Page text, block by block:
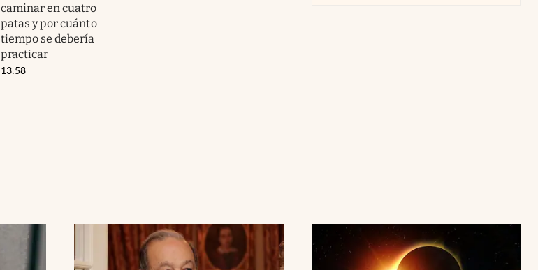
caminar en cuatro
patas y por cuánto
tiempo se debería
practicar
13:58